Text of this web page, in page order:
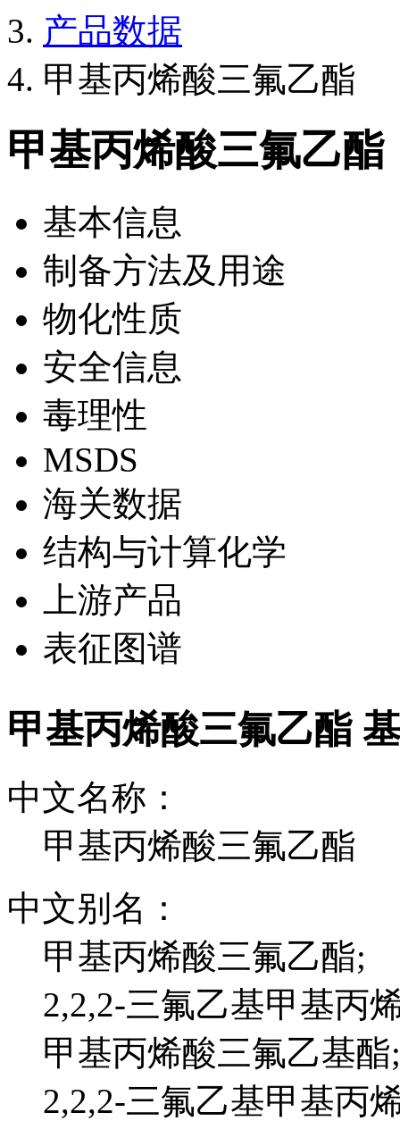
产品数据
甲基丙烯酸三氟乙酯
甲基丙烯酸三氟乙酯
基本信息
制备方法及用途
物化性质
安全信息
毒理性
MSDS
海关数据
结构与计算化学
上游产品
表征图谱
甲基丙烯酸三氟乙酯
中文名称：
甲基丙烯酸三氟乙酯
中文别名：
甲基丙烯酸三氟乙酯;
2,2,2-三氟乙基甲基丙
甲基丙烯酸三氟乙基酯;
2,2,2-三氟乙基甲基丙